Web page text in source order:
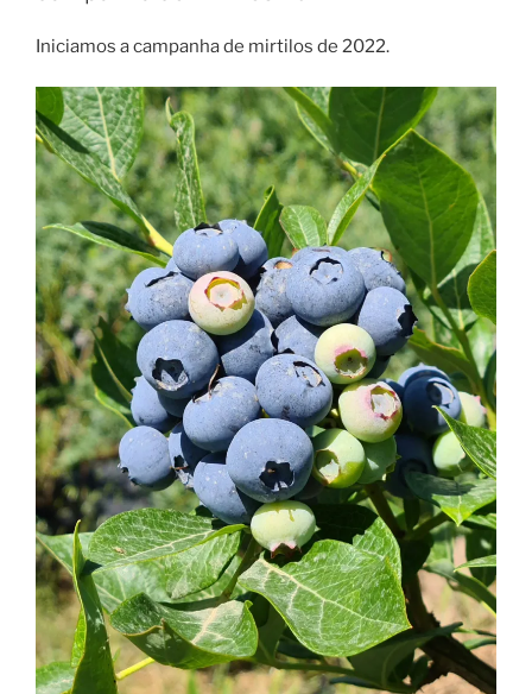
Iniciamos a campanha de mirtilos de 2022.